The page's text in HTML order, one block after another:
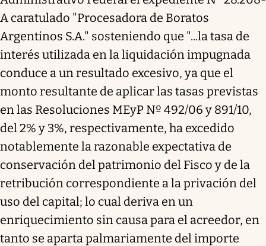
A caratulado "Procesadora de Boratos
Argentinos S.A." sosteniendo que "...la tasa de
interés utilizada en la liquidación impugnada
conduce a un resultado excesivo, ya que el
monto resultante de aplicar las tasas previstas
en las Resoluciones MEyP Nº 492/06 y 891/10,
del 2% y 3%, respectivamente, ha excedido
notablemente la razonable expectativa de
conservación del patrimonio del Fisco y de la
retribución correspondiente a la privación del
uso del capital; lo cual deriva en un
enriquecimiento sin causa para el acreedor, en
tanto se aparta palmariamente del importe